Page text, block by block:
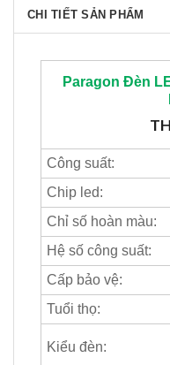
CHI TIẾT SẢN PHẨM
Paragon Đèn
Công suất:
Chip led:
Chỉ số hoàn màu:
Hệ số công suất:
Cấp bảo vệ:
Tuổi thọ:
Kiểu đèn: